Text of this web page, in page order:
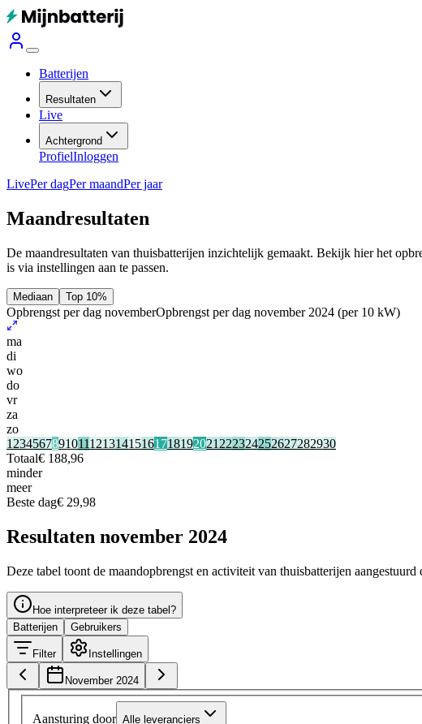
Batterijen
Resultaten
Live
Achtergrond
ProfielInloggen
LivePer dagPer maandPer jaar
Maandresultaten
De maandresultaten van thuisbatterijen inzichtelijk gemaakt. Bekijk hier het
is via instellingen aan te passen.
Mediaan Top 10%
Opbrengst per dag novemberOpbrengst per dag november 2024 (per 10 kW)
ma
di
wo
do
vr
za
zo
1 23456789101112131415161718192021 222324252627282930
Totaal€ 188,96
minder
meer
Beste dag€ 29,98
Resultaten november 2024
Deze tabel toont de maandopbrengst en activiteit van thuisbatterijen
Hoe interpreteer ik deze tabel?
Batterijen
Gebruikers
Filter Instellingen
November 2024
Aansturing door Alle leveranciers